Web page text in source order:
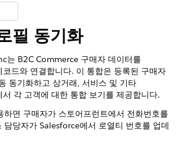
필 동기화
는 B2C Commerce 구매자 데이터를
드와 연결합니다. 이 통합은 등록된 구매자
동기화하고 상거래, 서비스 및 기타
각 고객에 대한 통합 보기를 제공합니다.
하면 구매자가 스토어프런트에서 전화번호를
담당자가 Salesforce에서 로열티 번호를 업데